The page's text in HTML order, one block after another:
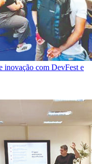
inovação com DevFest e